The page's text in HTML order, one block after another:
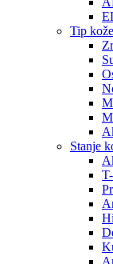
Tip kože
Stanje